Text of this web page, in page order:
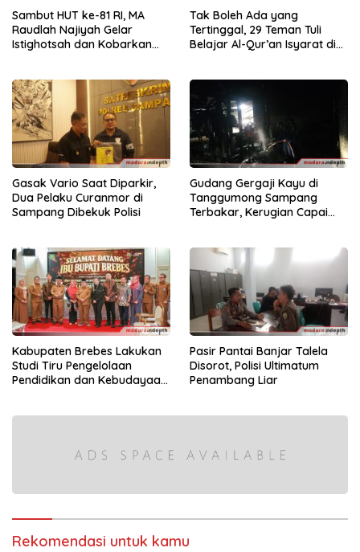
Sambut HUT ke-81 RI, MA
Raudlah Najiyah Gelar
Istighotsah dan Kobarkan
Tak Boleh Ada yang
Tertinggal, 29 Teman Tuli
Belajar Al-Qur’an Isyarat di
Gasak Vario Saat Diparkir,
Dua Pelaku Curanmor di
Sampang Dibekuk Polisi
Gudang Gergaji Kayu di
Tanggumong Sampang
Terbakar, Kerugian Capai
Kabupaten Brebes Lakukan
Studi Tiru Pengelolaan
Pendidikan dan Kebudayaan
Pasir Pantai Banjar Talela
Disorot, Polisi Ultimatum
Penambang Liar
Rekomendasi untuk kamu